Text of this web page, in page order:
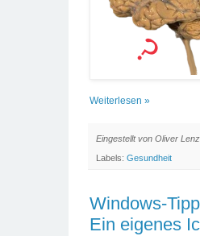
Weiterlesen »
Eingestellt von Oliver Lenz
Labels: Gesundheit
Windows-
Ein eigenes